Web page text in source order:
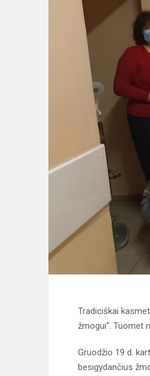
Tradiciškai
žmogui“. Tuomet
Gruodžio 19 d.
besigydančius